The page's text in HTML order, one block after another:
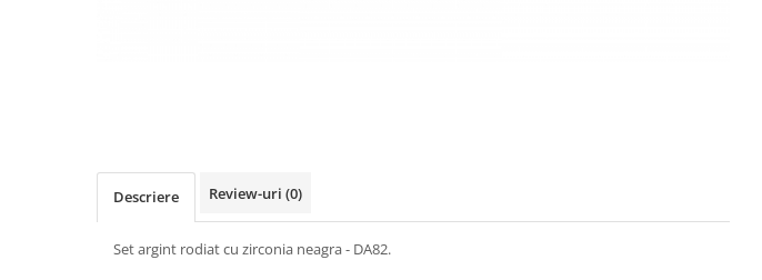
Descriere Review-uri (0)
Set argint rodiat cu zirconia neagra - DA82.